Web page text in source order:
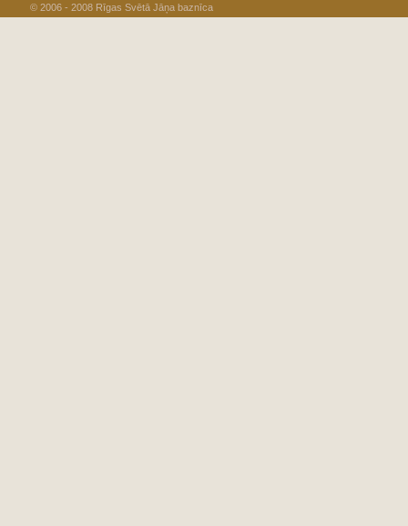
© 2006 - 2008 Rīgas Svētā Jāņa baznīca